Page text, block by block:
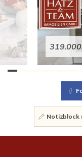
Notizblock